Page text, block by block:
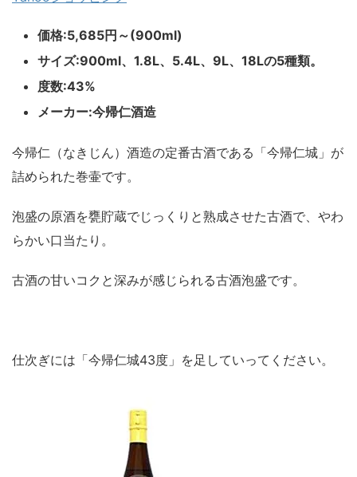
価格:5,685円～(900ml)
サイズ:900ml、1.8L、5.4L、9L、18Lの5種類。
度数:43%
メーカー:今帰仁酒造
今帰仁（なきじん）酒造の定番古酒である「今帰仁城」が
詰められた巻壷です。
泡盛の原酒を甕貯蔵でじっくりと熟成させた古酒で、やわ
らかい口当たり。
古酒の甘いコクと深みが感じられる古酒泡盛です。
仕次ぎには「今帰仁城43度」を足していってください。